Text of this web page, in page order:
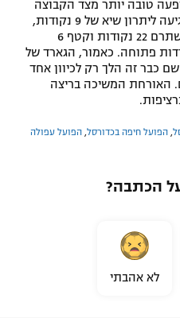
טובה יותר מצד הקבוצה
החיפאית שכבר ברבע השלישי הגיעה ליתרון שיא של 9 נקודות,
אבל ערב נפלא של קסיוס סטנלי שתרם 22 נקודות וקטף 6
פתוחה. כאמור, הגארד של
כבר זה הלך רק לכיוון אחד
אחרי 2 הפסדים. האורחת המשיכה בריצה
הפועל חיפה בכדורסל הפועל עפולה
הכתבה?
לא אהבתי